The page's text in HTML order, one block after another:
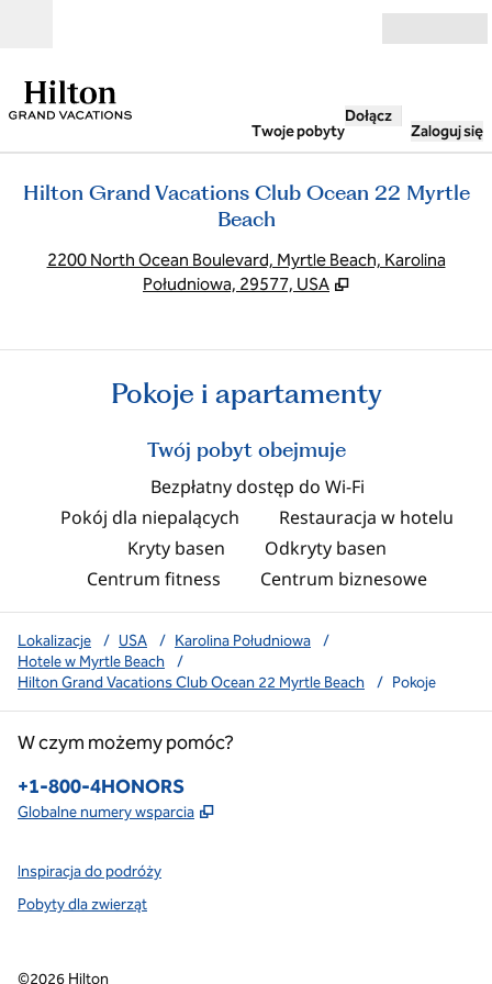
Twoje pobyty
Dołącz
Zaloguj się
Hilton Grand Vacations Club Ocean 22 Myrtle
Beach
2200 North Ocean Boulevard, Myrtle Beach, Karolina
Południowa, 29577, USA
Pokoje i apartamenty
Twój pobyt obejmuje
Bezpłatny dostęp do Wi‑Fi
Pokój dla niepalących
Restauracja w hotelu
Kryty basen
Odkryty basen
Centrum fitness
Centrum biznesowe
Lokalizacje / USA / Karolina Południowa
/
Hotele w Myrtle Beach
/
Hilton Grand Vacations Club Ocean 22 Myrtle Beach
/ Pokoje
W czym możemy pomóc?
Telefon:
+1-800-4HONORS
Globalne numery wsparcia ,
Inspiracja do podróży
Pobyty dla zwierząt
©2026 Hilton